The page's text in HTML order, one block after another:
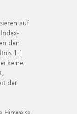
auf
den
1:1
keine
der